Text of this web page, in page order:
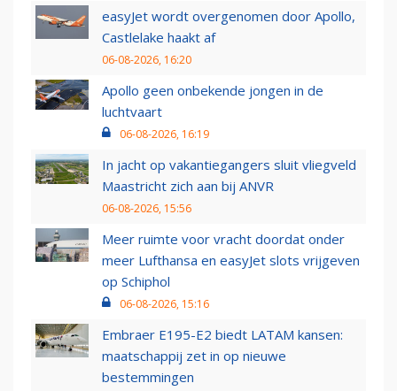
easyJet wordt overgenomen door Apollo,
Castlelake haakt af
06-08-2026, 16:20
Apollo geen onbekende jongen in de
luchtvaart
06-08-2026, 16:19
In jacht op vakantiegangers sluit vliegveld
Maastricht zich aan bij ANVR
06-08-2026, 15:56
Meer ruimte voor vracht doordat onder
meer Lufthansa en easyJet slots vrijgeven
op Schiphol
06-08-2026, 15:16
Embraer E195-E2 biedt LATAM kansen:
maatschappij zet in op nieuwe
bestemmingen